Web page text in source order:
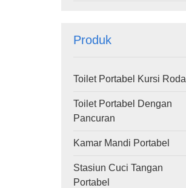
Produk
Toilet Portabel Kursi Roda
Toilet Portabel Dengan
Pancuran
Kamar Mandi Portabel
Stasiun Cuci Tangan
Portabel